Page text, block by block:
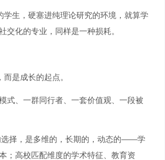
学生，硬塞进纯理论研究的环境，就算学
化的专业，同样是一种损耗。
是成长的起点。
式、一群同行者、一套价值观、一段被
选择，是多维的，长期的，动态的——学
；高校匹配维度的学术特征、教育资